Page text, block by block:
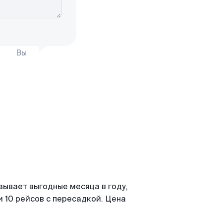
Вы
выгодные месяца в году,
рейсов с пересадкой. Цена